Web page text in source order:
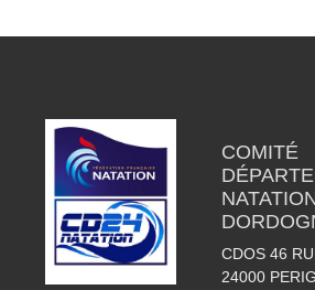
COMITÉ
CDOS 46
24000